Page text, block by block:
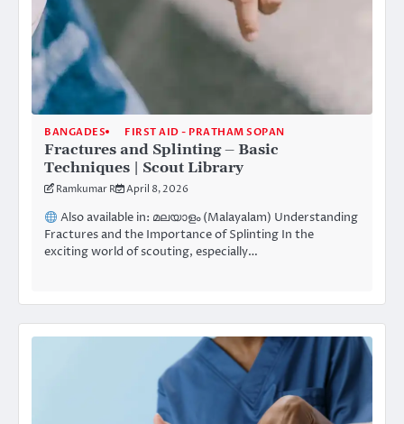
BANGADES FIRST AID - PRATHAM SOPAN
Fractures and Splinting – Basic
Techniques | Scout Library
Ramkumar R April 8, 2026
Also available in: മലയാളം (Malayalam) Understanding
Fractures and the Importance of Splinting In the
exciting world of scouting, especially…